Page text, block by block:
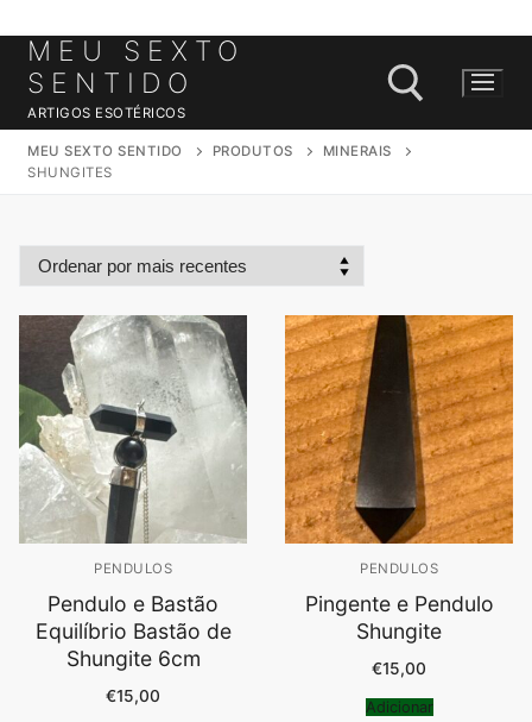
Saltar
para
conteúdo
MEU SEXTO
SENTIDO
ARTIGOS ESOTÉRICOS
MEU SEXTO SENTIDO PRODUTOS
MINERAIS
SHUNGITES
PENDULOS
Pendulo e Bastão
Equilíbrio Bastão de
Shungite 6cm
€15,00
PENDULOS
Pingente e Pendulo
Shungite
€15,00
Adicionar